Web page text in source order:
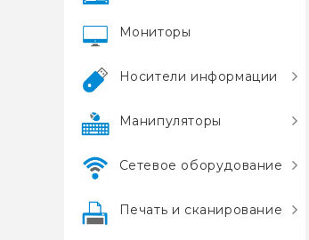
Мониторы
Носители информации
Манипуляторы
Сетевое оборудование
Печать и сканирование